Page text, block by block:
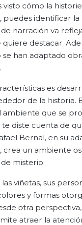
visto cómo la
puedes identificar
narración va
destacar.
han adaptado
es
de la historia.
ambiente que se
diste cuenta de
Bernal, en su
crea un ambiente
misterio.
viñetas, sus
y formas
otra
atraer la